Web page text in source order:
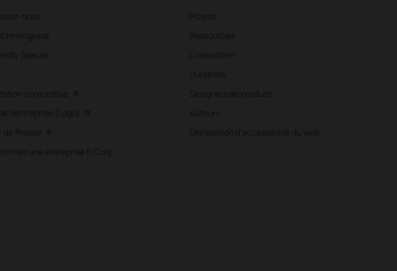
nous
Spaces
corporative
l'entreprise (Logo)
de Presse
une entreprise B Corp
Projets
Ressources
L'innovation
Durabilité
Designers de produits
Auteurs
Déclaration d'accessibilité du web